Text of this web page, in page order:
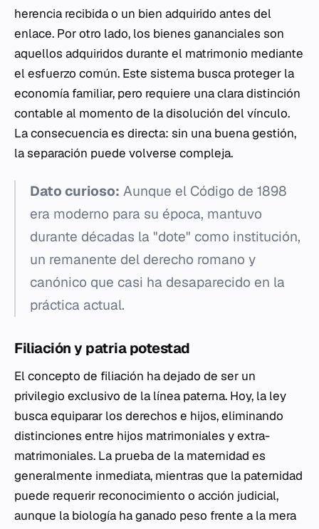
herencia recibida o un bien adquirido antes del
enlace. Por otro lado, los bienes gananciales son
aquellos adquiridos durante el matrimonio mediante
el esfuerzo común. Este sistema busca proteger la
economía familiar, pero requiere una clara distinción
contable al momento de la disolución del vínculo.
La consecuencia es directa: sin una buena gestión,
la separación puede volverse compleja.
Dato curioso: Aunque el Código de 1898
era moderno para su época, mantuvo
durante décadas la "dote" como institución,
un remanente del derecho romano y
canónico que casi ha desaparecido en la
práctica actual.
Filiación y patria potestad
El concepto de filiación ha dejado de ser un
privilegio exclusivo de la línea paterna. Hoy, la ley
busca equiparar los derechos e hijos, eliminando
distinciones entre hijos matrimoniales y extra-
matrimoniales. La prueba de la maternidad es
generalmente inmediata, mientras que la paternidad
puede requerir reconocimiento o acción judicial,
aunque la biología ha ganado peso frente a la mera